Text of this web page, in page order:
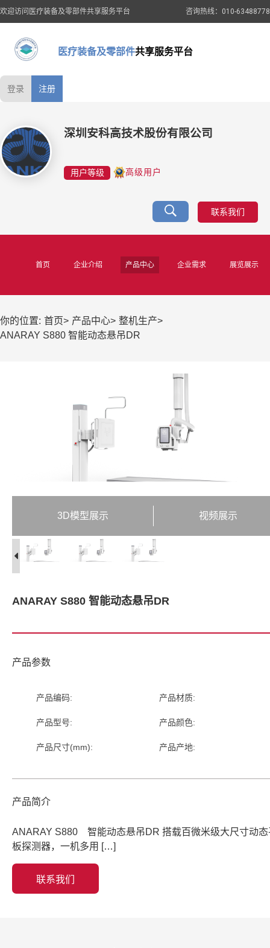
欢迎访问医疗装备及零部件共享服务平台 咨询热线：010-63488778
医疗装备及零部件共享服务平台
登录 注册
深圳安科高技术股份有限公司
用户等级 高级用户
联系我们
首页 企业介绍 产品中心 企业需求 展览展示
你的位置: 首页> 产品中心> 整机生产>
ANARAY S880 智能动态悬吊DR
3D模型展示 视频展示
ANARAY S880 智能动态悬吊DR
产品参数
产品编码: 产品材质:
产品型号: 产品颜色:
产品尺寸(mm): 产品产地:
产品简介
ANARAY S880 智能动态悬吊DR 搭载百微米级大尺寸动态
板探测器，一机多用 […]
联系我们